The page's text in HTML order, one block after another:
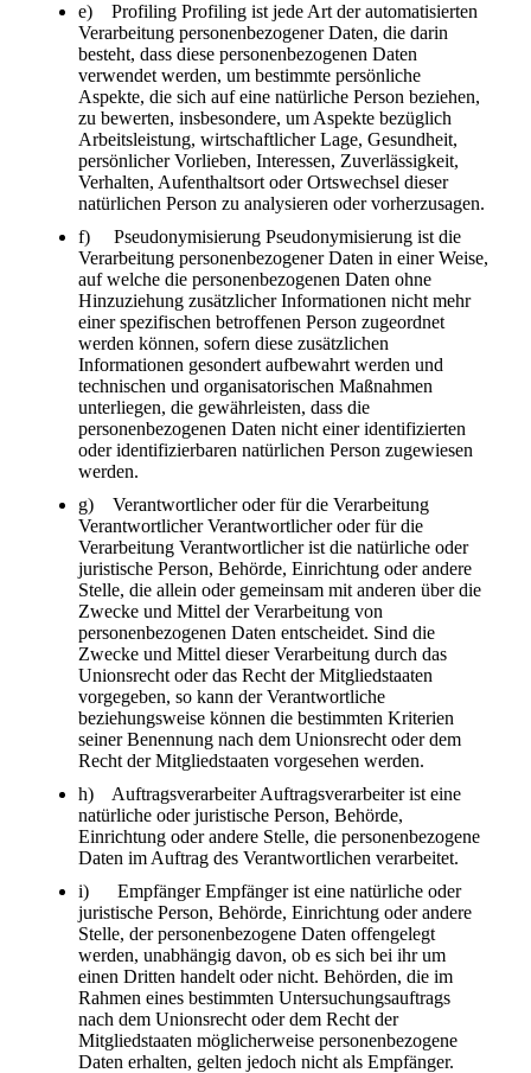
e) Profiling Profiling ist jede Art der automatisierten
Verarbeitung personenbezogener Daten, die darin
besteht, dass diese personenbezogenen Daten
verwendet werden, um bestimmte persönliche
Aspekte, die sich auf eine natürliche Person beziehen,
zu bewerten, insbesondere, um Aspekte bezüglich
Arbeitsleistung, wirtschaftlicher Lage, Gesundheit,
persönlicher Vorlieben, Interessen, Zuverlässigkeit,
Verhalten, Aufenthaltsort oder Ortswechsel dieser
natürlichen Person zu analysieren oder vorherzusagen.
f) Pseudonymisierung Pseudonymisierung ist die
Verarbeitung personenbezogener Daten in einer Weise,
auf welche die personenbezogenen Daten ohne
Hinzuziehung zusätzlicher Informationen nicht mehr
einer spezifischen betroffenen Person zugeordnet
werden können, sofern diese zusätzlichen
Informationen gesondert aufbewahrt werden und
technischen und organisatorischen Maßnahmen
unterliegen, die gewährleisten, dass die
personenbezogenen Daten nicht einer identifizierten
oder identifizierbaren natürlichen Person zugewiesen
werden.
g) Verantwortlicher oder für die Verarbeitung
Verantwortlicher Verantwortlicher oder für die
Verarbeitung Verantwortlicher ist die natürliche oder
juristische Person, Behörde, Einrichtung oder andere
Stelle, die allein oder gemeinsam mit anderen über die
Zwecke und Mittel der Verarbeitung von
personenbezogenen Daten entscheidet. Sind die
Zwecke und Mittel dieser Verarbeitung durch das
Unionsrecht oder das Recht der Mitgliedstaaten
vorgegeben, so kann der Verantwortliche
beziehungsweise können die bestimmten Kriterien
seiner Benennung nach dem Unionsrecht oder dem
Recht der Mitgliedstaaten vorgesehen werden.
h) Auftragsverarbeiter Auftragsverarbeiter ist eine
natürliche oder juristische Person, Behörde,
Einrichtung oder andere Stelle, die personenbezogene
Daten im Auftrag des Verantwortlichen verarbeitet.
i) Empfänger Empfänger ist eine natürliche oder
juristische Person, Behörde, Einrichtung oder andere
Stelle, der personenbezogene Daten offengelegt
werden, unabhängig davon, ob es sich bei ihr um
einen Dritten handelt oder nicht. Behörden, die im
Rahmen eines bestimmten Untersuchungsauftrags
nach dem Unionsrecht oder dem Recht der
Mitgliedstaaten möglicherweise personenbezogene
Daten erhalten, gelten jedoch nicht als Empfänger.